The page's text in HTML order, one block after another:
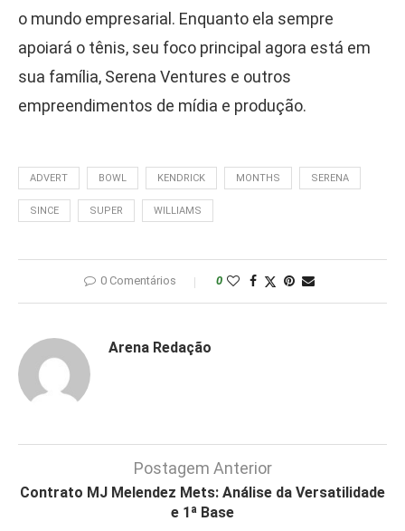
o mundo empresarial. Enquanto ela sempre
apoiará o tênis, seu foco principal agora está em
sua família, Serena Ventures e outros
empreendimentos de mídia e produção.
ADVERT BOWL KENDRICK MONTHS SERENA
SINCE SUPER WILLIAMS
0 Comentários 0
Arena Redação
Postagem Anterior
Contrato MJ Melendez Mets: Análise da Versatilidade
e 1ª Base